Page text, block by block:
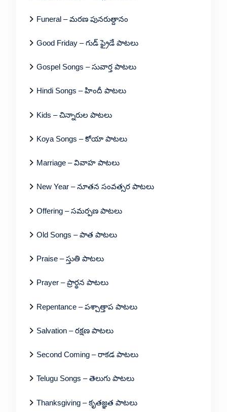
Funeral – మరణ పునరుత్దానం
Good Friday – గుడ్ ఫ్రైడే పాటలు
Gospel Songs – సువార్త పాటలు
Hindi Songs – హిందీ పాటలు
Kids – చిన్నారుల పాటలు
Koya Songs – కోయా పాటలు
Marriage – వివాహ పాటలు
New Year – నూతన సంవత్సర పాటలు
Offering – సమర్పణ పాటలు
Old Songs – పాత పాటలు
Praise – స్తుతి పాటలు
Prayer – ప్రార్థన పాటలు
Repentance – పశ్చాత్తాప పాటలు
Salvation – రక్షణ పాటలు
Second Coming – రాకడ పాటలు
Telugu Songs – తెలుగు పాటలు
Thanksgiving – కృతజ్ఞత పాటలు